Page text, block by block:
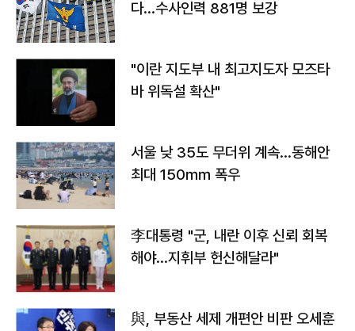
다…수사인력 881명 보강
"이란 지도부 내 최고지도자 모즈타
바 위독설 확산"
서울 낮 35도 무더위 계속…동해안
최대 150㎜ 폭우
李대통령 "군, 내란 이후 신뢰 회복
해야…지휘부 헌신해달라"
與, 부동산 세제 개편안 비판 오세훈